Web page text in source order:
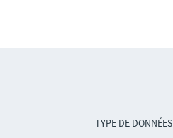
TYPE DE DONNÉES